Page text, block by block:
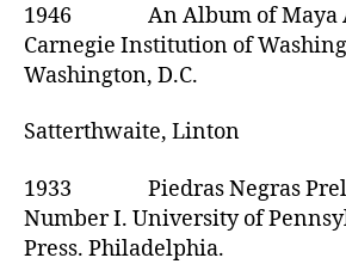
1946 An Album of Maya
Carnegie Institution of
Washington, D.C.
Satterthwaite, Linton
1933 Piedras Negras
Number I. University of
Press. Philadelphia.